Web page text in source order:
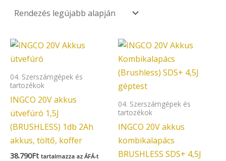
04. Szerszámgépek és
tartozékok
INGCO 20V akkus
ütvefúró 1,5J
(BRUSHLESS) 1db 2Ah
akkus, töltő, koffer
38.790Ft tartalmazza az ÁFÁ-t
04. Szerszámgépek és
tartozékok
INGCO 20V akkus
kombikalapács
BRUSHLESS SDS+ 4,5J